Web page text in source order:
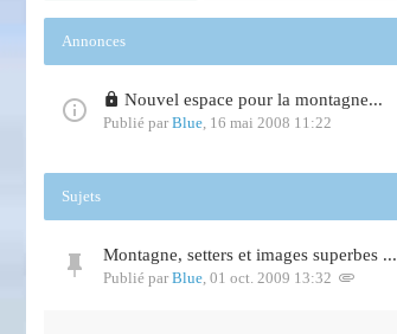
Annonces
Nouvel espace pour la montagne...
Publié par Blue, 16 mai 2008 11:22
Sujets
Montagne, setters et images superbes ...
Publié par Blue, 01 oct. 2009 13:32